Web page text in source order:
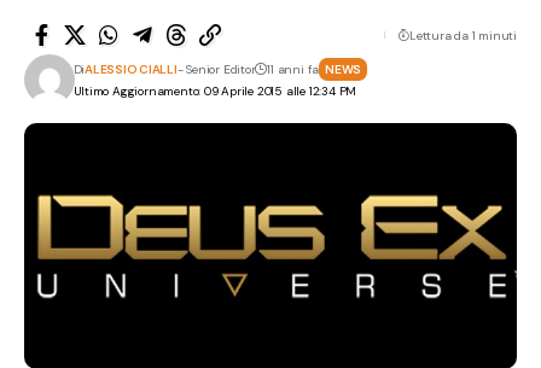
Ultimo Aggiornamento: 09 Aprile 2015 alle 12:34 PM
DiALESSIO CIALLI- Senior Editor 11 anni fa NEWS
Lettura da 1 minuti